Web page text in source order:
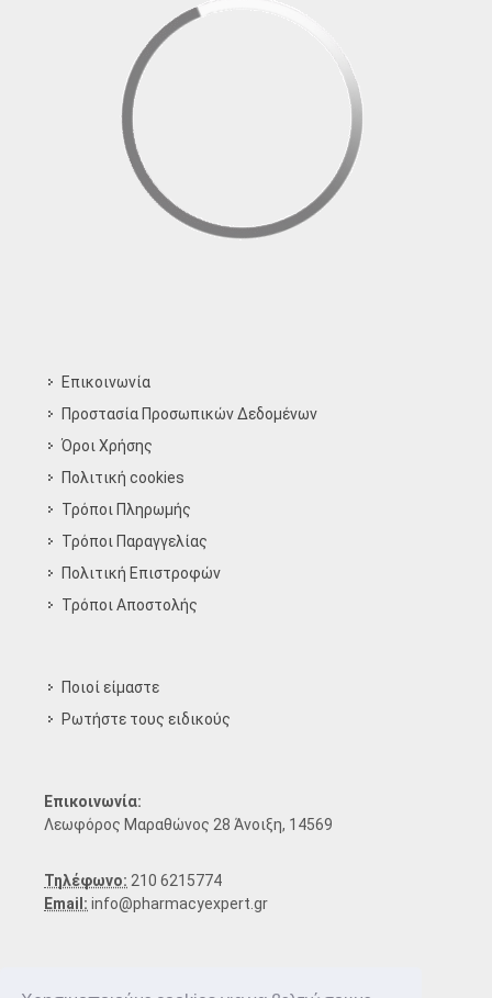
Επικοινωνία
Προστασία Προσωπικών Δεδομένων
Όροι Χρήσης
Πολιτική cookies
Τρόποι Πληρωμής
Τρόποι Παραγγελίας
Πολιτική Επιστροφών
Τρόποι Aποστολής
Ποιοί είμαστε
Ρωτήστε τους ειδικούς
Επικοινωνία:
Λεωφόρος Μαραθώνος 28 Άνοιξη, 14569
Τηλέφωνο: 210 6215774
Email: info@pharmacyexpert.gr